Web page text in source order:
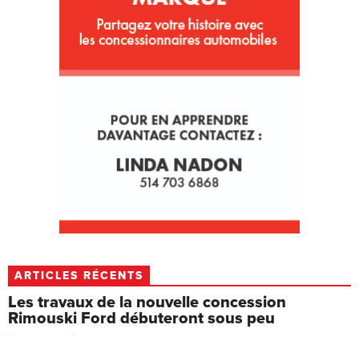
ARTICLES RÉCENTS
Les travaux de la nouvelle concession
Rimouski Ford débuteront sous peu